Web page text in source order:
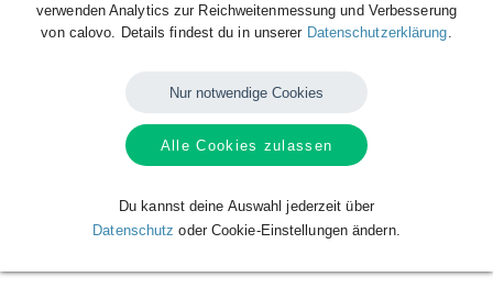
verwenden Analytics zur Reichweitenmessung und Verbesserung
von calovo. Details findest du in unserer Datenschutzerklärung
Nur notwendige Cookies
Alle Cookies zulassen
Du kannst deine Auswahl jederzeit über
Datenschutz oder Cookie-Einstellungen ändern.